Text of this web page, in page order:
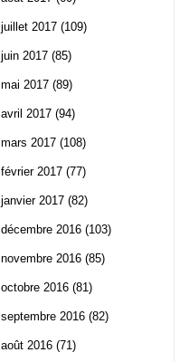
juillet 2017 (109)
juin 2017 (85)
mai 2017 (89)
avril 2017 (94)
mars 2017 (108)
février 2017 (77)
janvier 2017 (82)
décembre 2016 (103)
novembre 2016 (85)
octobre 2016 (81)
septembre 2016 (82)
août 2016 (71)